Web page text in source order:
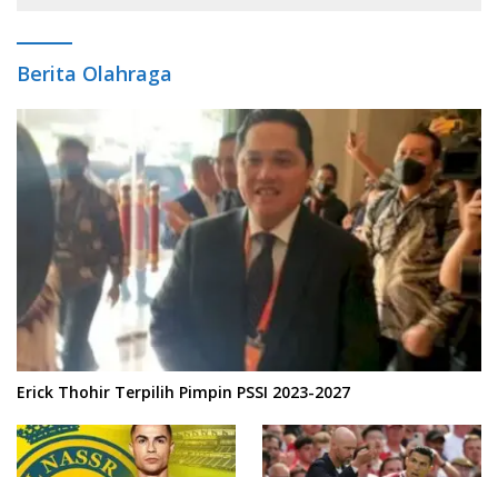
Berita Olahraga
Erick Thohir Terpilih Pimpin PSSI 2023-2027